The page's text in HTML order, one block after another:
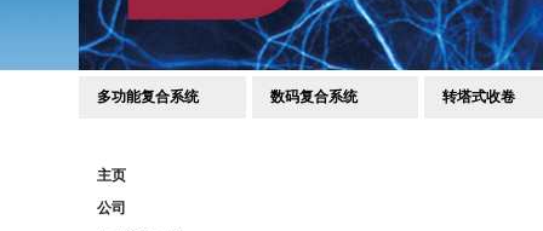
多功能复合系统 数码复合系统 转塔式收卷
主页
公司